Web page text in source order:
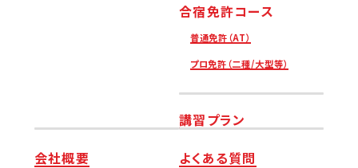
合宿免許コース
普通免許（AT）
プロ免許（二種/大型等）
講習プラン
会社概要
よくある質問